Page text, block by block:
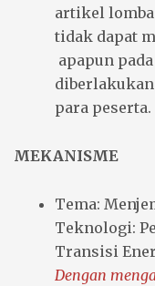
artikel lomba
tidak dapat
apapun
para peserta.
MEKANISME
Tema:
Teknologi:
Transisi
Dengan